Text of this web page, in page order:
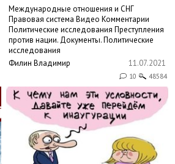
Международные отношения и СНГ
Правовая система Видео Комментарии
Политические исследования Преступления
против нации. Документы.Политические
исследования
Филин Владимир
11.07.2021
10 48584